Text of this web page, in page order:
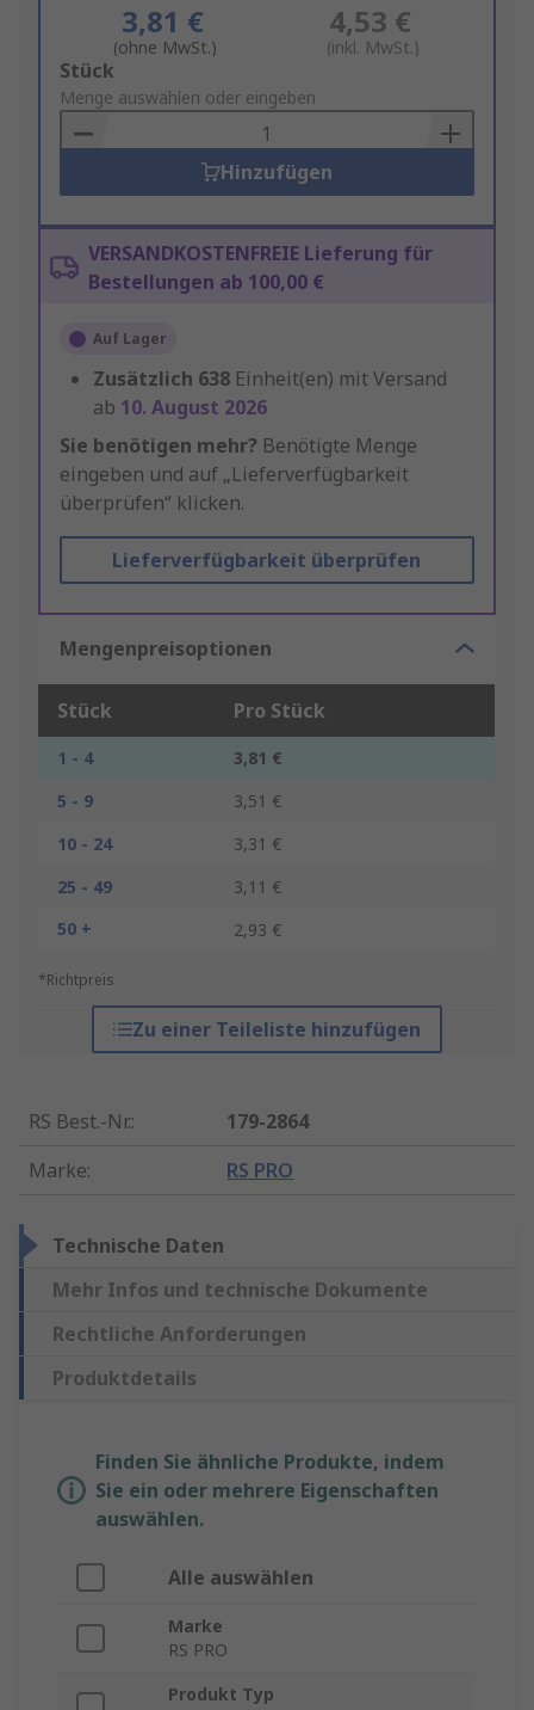
3,81 €
(ohne MwSt.)
4,53 €
(inkl. MwSt.)
Add
to
Basket
Stück
Menge auswählen oder eingeben
Hinzufügen
VERSANDKOSTENFREIE Lieferung für
Bestellungen ab 100,00 €
Auf Lager
Zusätzlich 638 Einheit(en) mit Versand
ab 10. August 2026
Sie benötigen mehr? Benötigte Menge
eingeben und auf „Lieferverfügbarkeit
überprüfen“ klicken.
Lieferverfügbarkeit überprüfen
Mengenpreisoptionen
Stück Pro Stück
1 - 4
3,81 €
5 - 9
3,51 €
10 - 24
3,31 €
25 - 49
3,11 €
50 +
2,93 €
*Richtpreis
Zu einer Teileliste hinzufügen
RS Best.-Nr.:
179-2864
Marke: RS PRO
Technische Daten
Mehr Infos und technische Dokumente
Rechtliche Anforderungen
Produktdetails
Finden Sie ähnliche Produkte, indem
Sie ein oder mehrere Eigenschaften
auswählen.
Alle auswählen
Marke
RS PRO
Produkt Typ